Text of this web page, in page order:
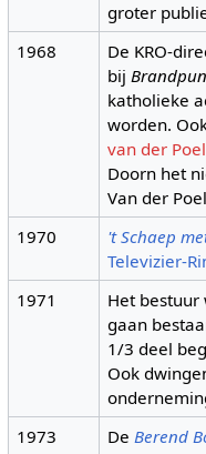
groter
1968
De KRO-
bij
katholieke
worden.
van der Poel
Doorn het
Van der
1970
't Schaep
Televizier-
1971
Het bestuur
gaan
1/3 deel
Ook
1973
DeBerend